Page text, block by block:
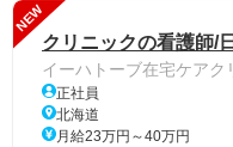
NEW
クリニックの看護師/
イーハトーブ在宅ケアク
正社員
北海道
月給23万円～40万円